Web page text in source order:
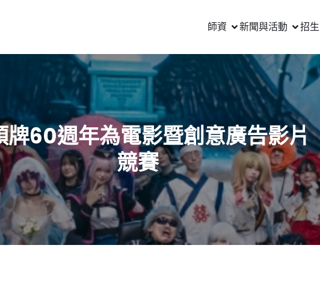
師資 新聞與活動 招生
牌60週年為電影暨創意廣告影片
競賽